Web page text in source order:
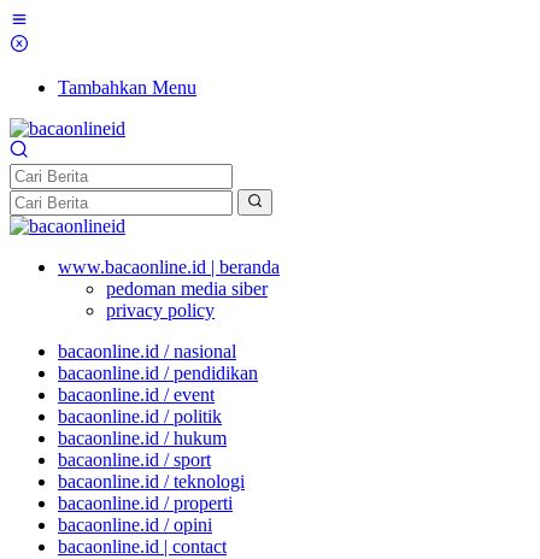
Tambahkan Menu
www.bacaonline.id | beranda
pedoman media siber
privacy policy
bacaonline.id / nasional
bacaonline.id / pendidikan
bacaonline.id / event
bacaonline.id / politik
bacaonline.id / hukum
bacaonline.id / sport
bacaonline.id / teknologi
bacaonline.id / properti
bacaonline.id / opini
bacaonline.id | contact